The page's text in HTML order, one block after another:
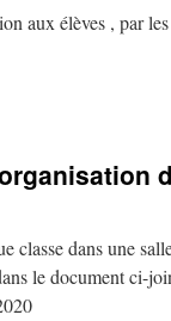
aux élèves , par
dans une
le document ci-